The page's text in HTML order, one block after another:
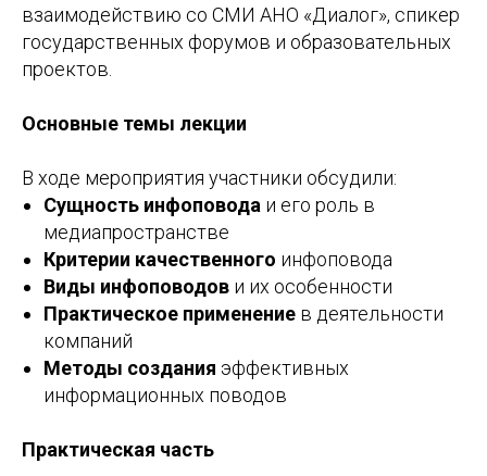
взаимодействию со СМИ АНО «Диалог», спикер
государственных форумов и образовательных
проектов.
Основные темы лекции
В ходе мероприятия участники обсудили:
Сущность инфоповода и его роль в
медиапространстве
Критерии качественного инфоповода
Виды инфоповодов и их особенности
Практическое применение в деятельности
компаний
Методы создания эффективных
информационных поводов
Практическая часть